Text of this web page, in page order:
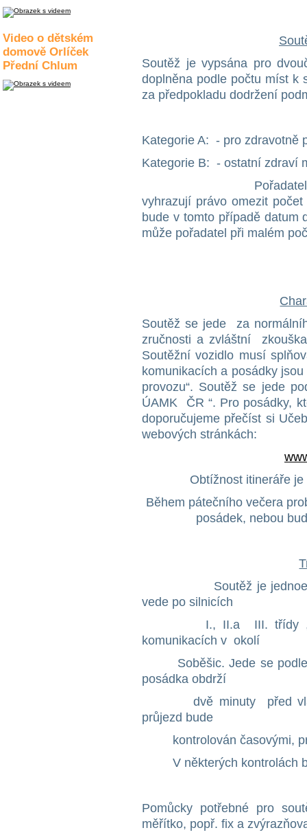
Video o dětském
domově Orlíček
Přední Chlum
Soutěž je vypsána pro
doplněna podle počtu míst k
za předpokladu dodržení
Kategorie A: - pro zdravotně
Kategorie B: - ostatní zdraví
Pořadatelé si z
vyhrazují právo omezit
bude v tomto případě datum
může pořadatel při malém
Soutěž se jede za
zručnosti a zvláštní
Soutěžní vozidlo musí
komunikacích a posádky
provozu“. Soutěž se jede
ÚAMK ČR “. Pro posádky,
doporučujeme přečíst si
webových stránkách:
Obtížnost itineráře
Během pátečního večera
posádek, nebou
Soutěž je
vede po silnicích
I., II.a III. třídy ,
komunikacích v okolí
Soběšic. Jede se podle
posádka obdrží
dvě minuty před
průjezd bude
kontrolován časovými,
V některých kontrolách
Pomůcky potřebné pro
měřítko, popř. fix a